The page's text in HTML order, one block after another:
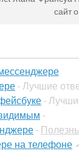
сайт
- Лучшие
-
-
-
на телефоне